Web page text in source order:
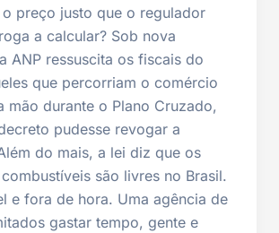
preço justo que o regulador
a calcular? Sob nova
ANP ressuscita os fiscais do
que percorriam o comércio
mão durante o Plano Cruzado,
pudesse revogar a
do mais, a lei diz que os
são livres no Brasil.
e fora de hora. Uma agência de
gastar tempo, gente e